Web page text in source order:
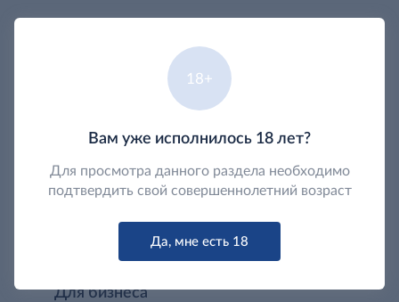
Для бизнеса
18+
Вам уже исполнилось 18 лет?
Для просмотра данного раздела необходимо
подтвердить свой совершеннолетний возраст
Да, мне есть 18